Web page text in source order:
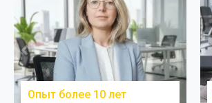
Опыт более 10 лет